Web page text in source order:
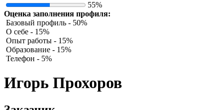
55%
Оценка заполнения профиля:
Базовый профиль - 50%
О себе - 15%
Опыт работы - 15%
Образование - 15%
Телефон - 5%
Игорь Прохоров